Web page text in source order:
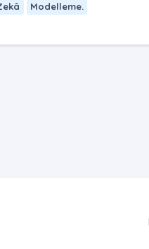
Modelleme.